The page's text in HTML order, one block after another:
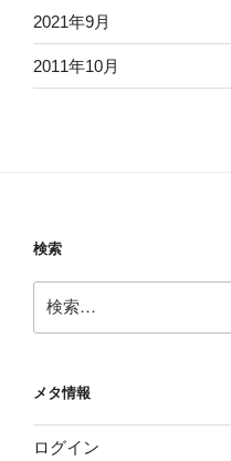
2021年9月
2011年10月
検索
索:
メタ情報
ログイン